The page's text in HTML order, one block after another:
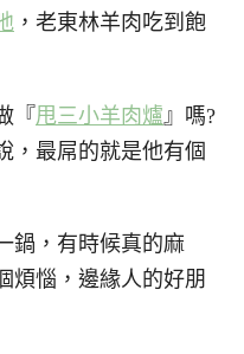
，老東林羊肉吃到飽
『甩三小羊肉爐 』嗎?
，最屌的就是他有個
鍋，有時候真的麻
煩惱，邊緣人的好朋